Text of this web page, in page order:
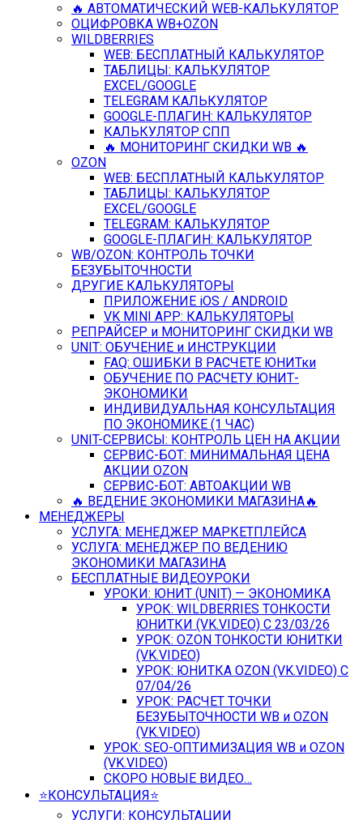
🔥 АВТОМАТИЧЕСКИЙ WEB-КАЛЬКУЛЯТОР
ОЦИФРОВКА WB+OZON
WILDBERRIES
WEB: БЕСПЛАТНЫЙ КАЛЬКУЛЯТОР
ТАБЛИЦЫ: КАЛЬКУЛЯТОР
EXCEL/GOOGLE
TELEGRAM КАЛЬКУЛЯТОР
GOOGLE-ПЛАГИН: КАЛЬКУЛЯТОР
КАЛЬКУЛЯТОР СПП
🔥 МОНИТОРИНГ СКИДКИ WB 🔥
OZON
WEB: БЕСПЛАТНЫЙ КАЛЬКУЛЯТОР
ТАБЛИЦЫ: КАЛЬКУЛЯТОР
EXCEL/GOOGLE
TELEGRAM: КАЛЬКУЛЯТОР
GOOGLE-ПЛАГИН: КАЛЬКУЛЯТОР
WB/OZON: КОНТРОЛЬ ТОЧКИ
БЕЗУБЫТОЧНОСТИ
ДРУГИЕ КАЛЬКУЛЯТОРЫ
ПРИЛОЖЕНИЕ iOS / ANDROID
VK MINI APP: КАЛЬКУЛЯТОРЫ
РЕПРАЙСЕР и МОНИТОРИНГ СКИДКИ WB
UNIT: ОБУЧЕНИЕ и ИНСТРУКЦИИ
FAQ: ОШИБКИ В РАСЧЕТЕ ЮНИТки
ОБУЧЕНИЕ ПО РАСЧЕТУ ЮНИТ-
ЭКОНОМИКИ
ИНДИВИДУАЛЬНАЯ КОНСУЛЬТАЦИЯ
ПО ЭКОНОМИКЕ (1 ЧАС)
UNIT-СЕРВИСЫ: КОНТРОЛЬ ЦЕН НА АКЦИИ
СЕРВИС-БОТ: МИНИМАЛЬНАЯ ЦЕНА
АКЦИИ OZON
СЕРВИС-БОТ: АВТОАКЦИИ WB
🔥 ВЕДЕНИЕ ЭКОНОМИКИ МАГАЗИНА🔥
МЕНЕДЖЕРЫ
УСЛУГА: МЕНЕДЖЕР МАРКЕТПЛЕЙСА
УСЛУГА: МЕНЕДЖЕР ПО ВЕДЕНИЮ
ЭКОНОМИКИ МАГАЗИНА
БЕСПЛАТНЫЕ ВИДЕОУРОКИ
УРОКИ: ЮНИТ (UNIT) — ЭКОНОМИКА
УРОК: WILDBERRIES ТОНКОСТИ
ЮНИТКИ (VK.VIDEO) C 23/03/26
УРОК: OZON ТОНКОСТИ ЮНИТКИ
(VK.VIDEO)
УРОК: ЮНИТКА OZON (VK.VIDEO) C
07/04/26
УРОК: РАСЧЕТ ТОЧКИ
БЕЗУБЫТОЧНОСТИ WB и OZON
(VK.VIDEO)
УРОК: SEO-ОПТИМИЗАЦИЯ WB и OZON
(VK.VIDEO)
СКОРО НОВЫЕ ВИДЕО…
⭐️КОНСУЛЬТАЦИЯ⭐️
УСЛУГИ: КОНСУЛЬТАЦИИ